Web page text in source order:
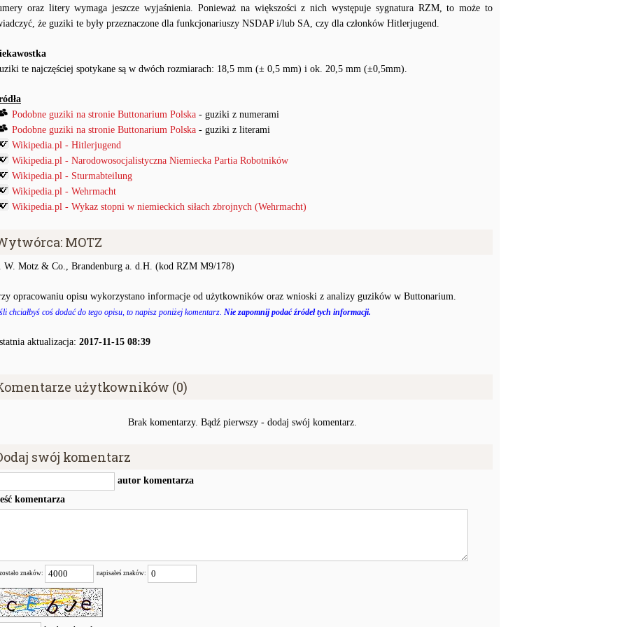
oraz litery wymaga jeszcze wyjaśnienia. Ponieważ na większości z nich występuje sygnatura RZM, to może to
że guziki te były przeznaczone dla funkcjonariuszy NSDAP i/lub SA, czy dla członków Hitlerjugend.
te najczęściej spotykane są w dwóch rozmiarach: 18,5 mm (± 0,5 mm) i ok. 20,5 mm (±0,5mm).
Podobne guziki na stronie Buttonarium Polska - guziki z numerami
Podobne guziki na stronie Buttonarium Polska - guziki z literami
Wikipedia.pl - Hitlerjugend
Wikipedia.pl - Narodowosocjalistyczna Niemiecka Partia Robotników
Wikipedia.pl - Sturmabteilung
Wikipedia.pl - Wehrmacht
Wikipedia.pl - Wykaz stopni w niemieckich siłach zbrojnych (Wehrmacht)
MOTZ
W. Motz & Co., Brandenburg a. d.H. (kod RZM M9/178)
opracowaniu opisu wykorzystano informacje od użytkowników oraz wnioski z analizy guzików w Buttonarium.
chciałbyś coś dodać do tego opisu, to napisz poniżej komentarz. Nie zapomnij podać źródeł tych informacji.
aktualizacja: 2017-11-15 08:39
użytkowników (0)
Brak komentarzy. Bądź pierwszy - dodaj swój komentarz.
swój komentarz
autor komentarza
komentarza
znaków: napisałeś znaków: